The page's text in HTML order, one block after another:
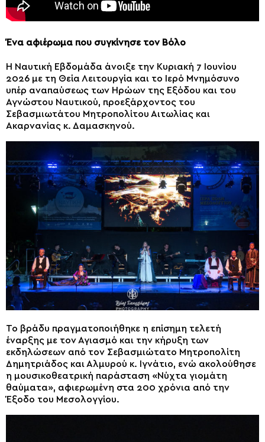
Ένα αφιέρωμα που συγκίνησε τον Βόλο
Η Ναυτική Εβδομάδα άνοιξε την Κυριακή 7 Ιουνίου
2026 με τη Θεία Λειτουργία και το Ιερό Μνημόσυνο
υπέρ αναπαύσεως των Ηρώων της Εξόδου και του
Αγνώστου Ναυτικού, προεξάρχοντος του
Σεβασμιωτάτου Μητροπολίτου Αιτωλίας και
Ακαρνανίας κ. Δαμασκηνού.
Το βράδυ πραγματοποιήθηκε η επίσημη τελετή
έναρξης με τον Αγιασμό και την κήρυξη των
εκδηλώσεων από τον Σεβασμιώτατο Μητροπολίτη
Δημητριάδος και Αλμυρού κ. Ιγνάτιο, ενώ ακολούθησε
η μουσικοθεατρική παράσταση «Νύχτα γιομάτη
θαύματα», αφιερωμένη στα 200 χρόνια από την
Έξοδο του Μεσολογγίου.